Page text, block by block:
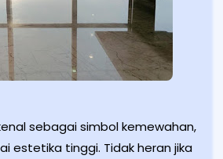
sebagai simbol kemewahan,
estetika tinggi. Tidak heran jika